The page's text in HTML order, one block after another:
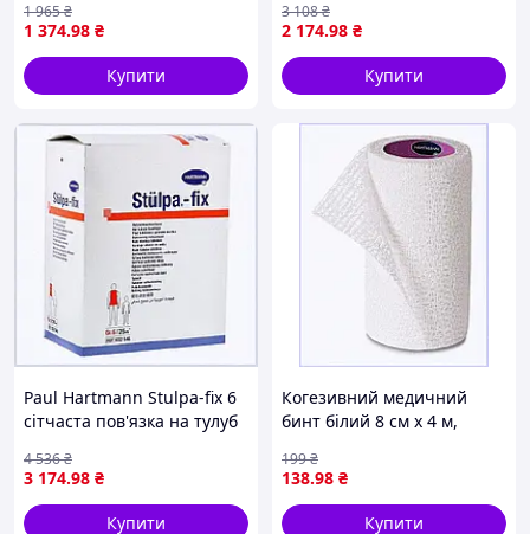
1 374.98 ₴
1 965₴
Купити
2 174.98 ₴
3 108₴
Купити
Paul Hartmann Stulpa-fix 6
сітчаста пов'язка на тулуб
3 174.98 ₴
4 536₴
Купити
Когезивний медичний
бинт білий 8 см х 4 м,
138.98 ₴
199₴
Купити